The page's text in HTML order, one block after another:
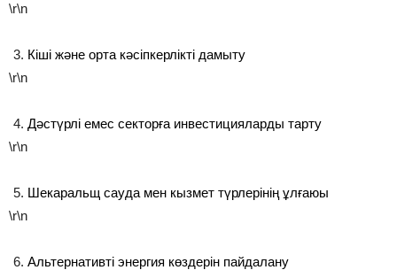
\r\n
Кіші және орта кәсіпкерлікті дамыту
\r\n
Дәстүрлі емес секторға инвестицияларды тарту
\r\n
Шекаральщ сауда мен кызмет түрлерінің ұлғаюы
\r\n
Альтернативті энергия көздерін пайдалану